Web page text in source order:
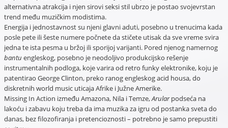
alternativna atrakcija i njen sirovi seksi stil ubrzo je postao svojevrstan
trend među muzičkim modistima.
Energija i jednostavnost su njeni glavni aduti, posebno u trenucima kada
posle pete ili šeste numere počnete da stičete utisak da sve vreme svira
jedna te ista pesma u bržoj ili sporijoj varijanti. Pored njenog namernog
bantu engleskog, posebno je neodoljivo produkcijsko rešenje
instrumentalnih podloga, koje varira od retro funky elektronike, koju je
patentirao George Clinton, preko ranog engleskog acid housa, do
diskretnih world music uticaja Afrike i Južne Amerike.
Missing In Action između Amazona, Nila i Temze,Arularpodseća na
lakoću i zabavu koju treba da ima muzika za igru od postanka sveta do
danas, bez filozofiranja i pretencioznosti – potrebno je samo prepustiti